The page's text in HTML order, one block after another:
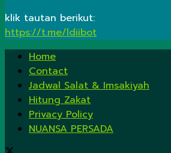
klik tautan berikut:
https://t.me/ldiibot
Home
Contact
Jadwal Salat & Imsakiyah
Hitung Zakat
Privacy Policy
NUANSA PERSADA